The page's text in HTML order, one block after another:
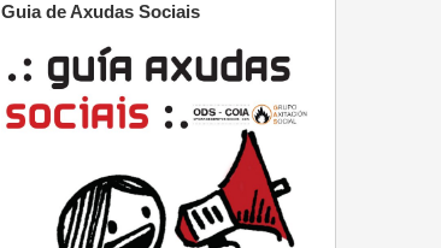
Guia de Axudas Sociais